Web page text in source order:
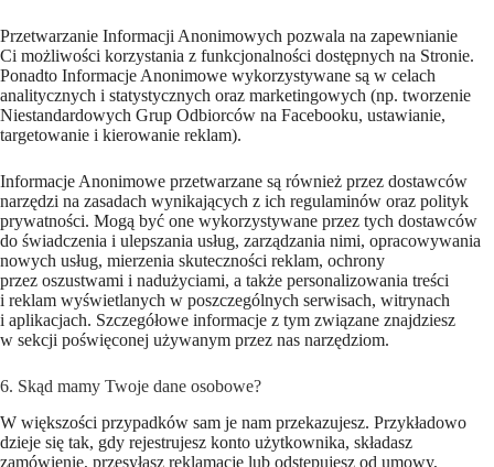
Przetwarzanie Informacji Anonimowych pozwala na zapewnianie
Ci możliwości korzystania z funkcjonalności dostępnych na Stronie.
Ponadto Informacje Anonimowe wykorzystywane są w celach
analitycznych i statystycznych oraz marketingowych (np. tworzenie
Niestandardowych Grup Odbiorców na Facebooku, ustawianie,
targetowanie i kierowanie reklam).
Informacje Anonimowe przetwarzane są również przez dostawców
narzędzi na zasadach wynikających z ich regulaminów oraz polityk
prywatności. Mogą być one wykorzystywane przez tych dostawców
do świadczenia i ulepszania usług, zarządzania nimi, opracowywania
nowych usług, mierzenia skuteczności reklam, ochrony
przez oszustwami i nadużyciami, a także personalizowania treści
i reklam wyświetlanych w poszczególnych serwisach, witrynach
i aplikacjach. Szczegółowe informacje z tym związane znajdziesz
w sekcji poświęconej używanym przez nas narzędziom.
6. Skąd mamy Twoje dane osobowe?
W większości przypadków sam je nam przekazujesz. Przykładowo
dzieje się tak, gdy rejestrujesz konto użytkownika, składasz
zamówienie, przesyłasz reklamację lub odstępujesz od umowy,